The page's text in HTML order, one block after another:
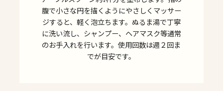
腹で小さな円を描くようにやさしくマッサー
ジすると、軽く泡立ちます。ぬるま湯で丁寧
に洗い流し、シャンプー、ヘアマスク等通常
のお手入れを行います。使用回数は週２回ま
でが目安です。